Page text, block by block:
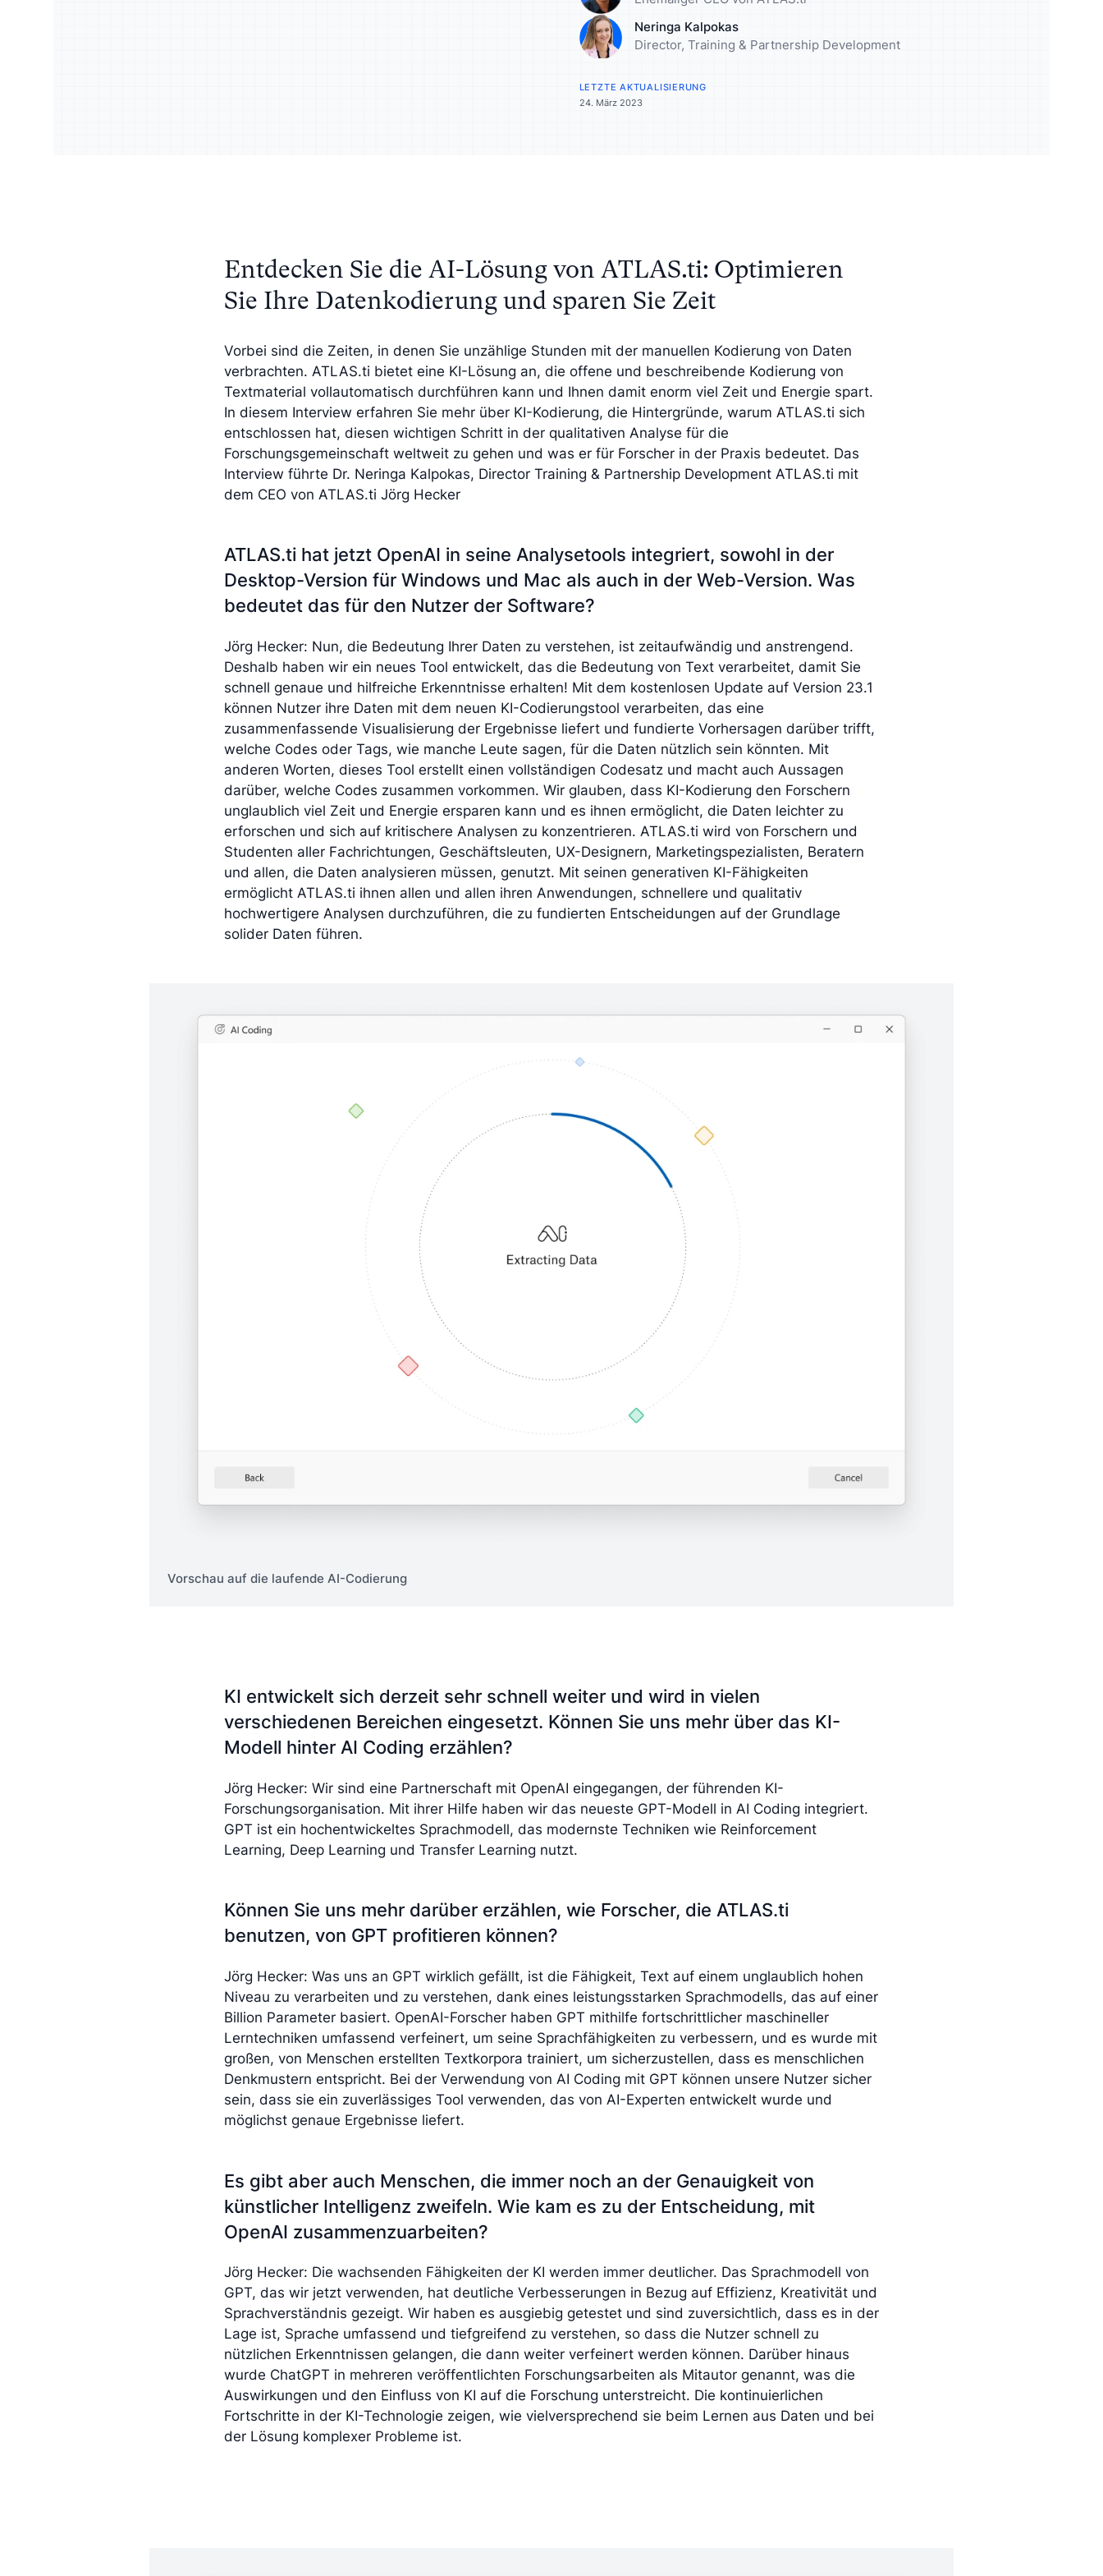
Lernen Sie Ihre Zielgruppe
besser kennen
qualitativen Insights an
Neringa Kalpokas
Director, Training & Partnership Development
LETZTE AKTUALISIERUNG
24. März 2023
Entdecken Sie die AI-Lösung von ATLAS.ti: Optimieren
Sie Ihre Datenkodierung und sparen Sie Zeit
Vorbei sind die Zeiten, in denen Sie unzählige Stunden mit der manuellen Kodierung von Daten
verbrachten. ATLAS.ti bietet eine KI-Lösung an, die offene und beschreibende Kodierung von
Textmaterial vollautomatisch durchführen kann und Ihnen damit enorm viel Zeit und Energie spart.
In diesem Interview erfahren Sie mehr über KI-Kodierung, die Hintergründe, warum ATLAS.ti sich
entschlossen hat, diesen wichtigen Schritt in der qualitativen Analyse für die
Forschungsgemeinschaft weltweit zu gehen und was er für Forscher in der Praxis bedeutet. Das
Interview führte Dr. Neringa Kalpokas, Director Training & Partnership Development ATLAS.ti mit
dem CEO von ATLAS.ti Jörg Hecker
ATLAS.ti hat jetzt OpenAI in seine Analysetools integriert, sowohl in der
Desktop-Version für Windows und Mac als auch in der Web-Version. Was
bedeutet das für den Nutzer der Software?
Jörg Hecker: Nun, die Bedeutung Ihrer Daten zu verstehen, ist zeitaufwändig und anstrengend.
Deshalb haben wir ein neues Tool entwickelt, das die Bedeutung von Text verarbeitet, damit Sie
schnell genaue und hilfreiche Erkenntnisse erhalten! Mit dem kostenlosen Update auf Version 23.1
können Nutzer ihre Daten mit dem neuen KI-Codierungstool verarbeiten, das eine
zusammenfassende Visualisierung der Ergebnisse liefert und fundierte Vorhersagen darüber trifft,
welche Codes oder Tags, wie manche Leute sagen, für die Daten nützlich sein könnten. Mit
anderen Worten, dieses Tool erstellt einen vollständigen Codesatz und macht auch Aussagen
darüber, welche Codes zusammen vorkommen. Wir glauben, dass KI-Kodierung den Forschern
unglaublich viel Zeit und Energie ersparen kann und es ihnen ermöglicht, die Daten leichter zu
erforschen und sich auf kritischere Analysen zu konzentrieren. ATLAS.ti wird von Forschern und
Studenten aller Fachrichtungen, Geschäftsleuten, UX-Designern, Marketingspezialisten, Beratern
und allen, die Daten analysieren müssen, genutzt. Mit seinen generativen KI-Fähigkeiten
ermöglicht ATLAS.ti ihnen allen und allen ihren Anwendungen, schnellere und qualitativ
hochwertigere Analysen durchzuführen, die zu fundierten Entscheidungen auf der Grundlage
solider Daten führen.
Vorschau auf die laufende AI-Codierung
KI entwickelt sich derzeit sehr schnell weiter und wird in vielen
verschiedenen Bereichen eingesetzt. Können Sie uns mehr über das KI-
Modell hinter AI Coding erzählen?
Jörg Hecker: Wir sind eine Partnerschaft mit OpenAI eingegangen, der führenden KI-
Forschungsorganisation. Mit ihrer Hilfe haben wir das neueste GPT-Modell in AI Coding integriert.
GPT ist ein hochentwickeltes Sprachmodell, das modernste Techniken wie Reinforcement
Learning, Deep Learning und Transfer Learning nutzt.
Können Sie uns mehr darüber erzählen, wie Forscher, die ATLAS.ti
benutzen, von GPT profitieren können?
Jörg Hecker: Was uns an GPT wirklich gefällt, ist die Fähigkeit, Text auf einem unglaublich hohen
Niveau zu verarbeiten und zu verstehen, dank eines leistungsstarken Sprachmodells, das auf einer
Billion Parameter basiert. OpenAI-Forscher haben GPT mithilfe fortschrittlicher maschineller
Lerntechniken umfassend verfeinert, um seine Sprachfähigkeiten zu verbessern, und es wurde mit
großen, von Menschen erstellten Textkorpora trainiert, um sicherzustellen, dass es menschlichen
Denkmustern entspricht. Bei der Verwendung von AI Coding mit GPT können unsere Nutzer sicher
sein, dass sie ein zuverlässiges Tool verwenden, das von AI-Experten entwickelt wurde und
möglichst genaue Ergebnisse liefert.
Es gibt aber auch Menschen, die immer noch an der Genauigkeit von
künstlicher Intelligenz zweifeln. Wie kam es zu der Entscheidung, mit
OpenAI zusammenzuarbeiten?
Jörg Hecker: Die wachsenden Fähigkeiten der KI werden immer deutlicher. Das Sprachmodell von
GPT, das wir jetzt verwenden, hat deutliche Verbesserungen in Bezug auf Effizienz, Kreativität und
Sprachverständnis gezeigt. Wir haben es ausgiebig getestet und sind zuversichtlich, dass es in der
Lage ist, Sprache umfassend und tiefgreifend zu verstehen, so dass die Nutzer schnell zu
nützlichen Erkenntnissen gelangen, die dann weiter verfeinert werden können. Darüber hinaus
wurde ChatGPT in mehreren veröffentlichten Forschungsarbeiten als Mitautor genannt, was die
Auswirkungen und den Einfluss von KI auf die Forschung unterstreicht. Die kontinuierlichen
Fortschritte in der KI-Technologie zeigen, wie vielversprechend sie beim Lernen aus Daten und bei
der Lösung komplexer Probleme ist.